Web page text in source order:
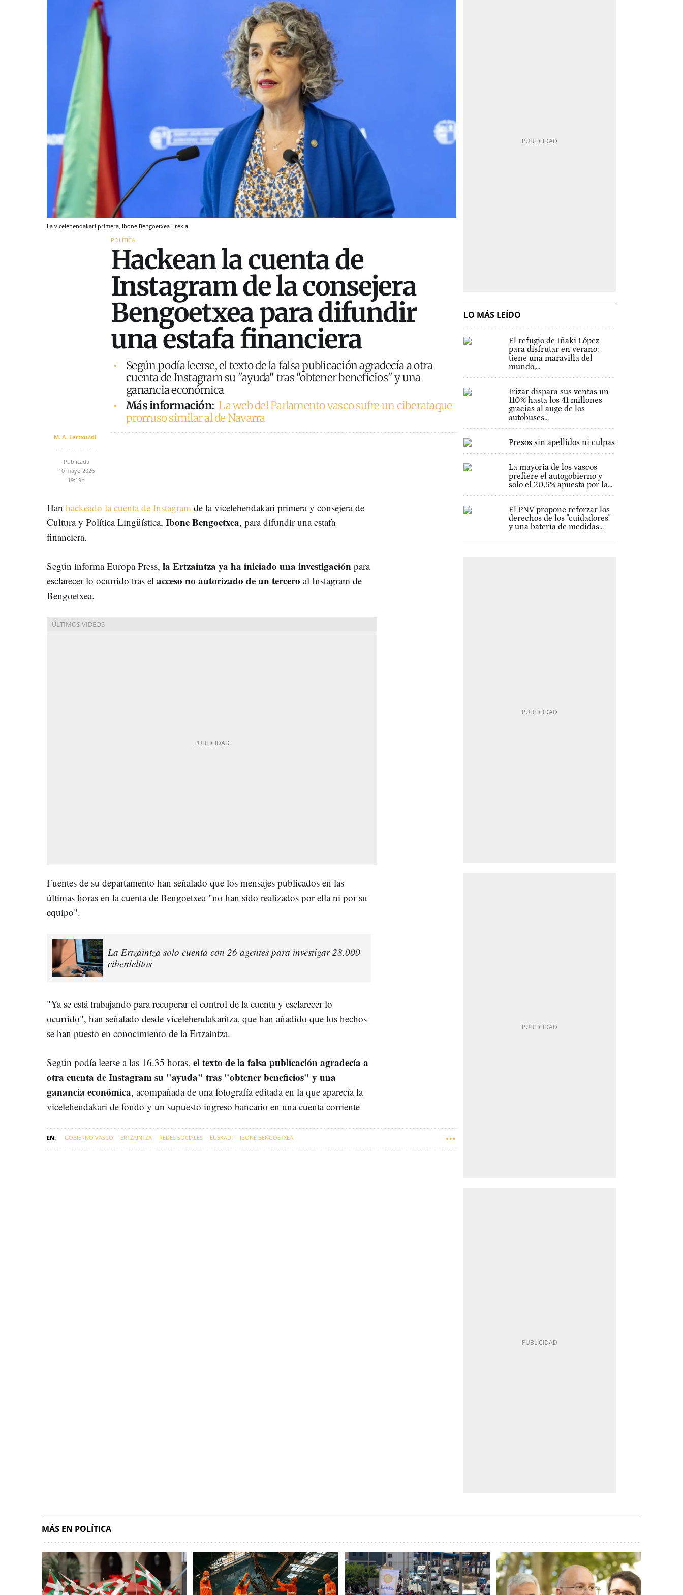
La vicelehendakari primera, Ibone Bengoetxea Irekia
POLÍTICA
Hackean la cuenta de
Instagram de la consejera
Bengoetxea para difundir
una estafa financiera
Según podía leerse, el texto de la falsa publicación agradecía a otra
cuenta de Instagram su "ayuda" tras "obtener beneficios" y una
ganancia económica
Más información: La web del Parlamento vasco sufre un ciberataque
prorruso similar al de Navarra
M. A. Lertxundi
Publicada
10 mayo 2026
19:19h
Han hackeado la cuenta de Instagram de la vicelehendakari primera y consejera de
Cultura y Política Lingüística, Ibone Bengoetxea, para difundir una estafa
financiera.
Según informa Europa Press, la Ertzaintza ya ha iniciado una investigación para
esclarecer lo ocurrido tras el acceso no autorizado de un tercero al Instagram de
Bengoetxea.
Fuentes de su departamento han señalado que los mensajes publicados en las
últimas horas en la cuenta de Bengoetxea "no han sido realizados por ella ni por su
equipo".
La Ertzaintza solo cuenta con 26 agentes para investigar 28.000
ciberdelitos
"Ya se está trabajando para recuperar el control de la cuenta y esclarecer lo
ocurrido", han señalado desde vicelehendakaritza, que han añadido que los hechos
se han puesto en conocimiento de la Ertzaintza.
Según podía leerse a las 16.35 horas, el texto de la falsa publicación agradecía a
otra cuenta de Instagram su "ayuda" tras "obtener beneficios" y una
ganancia económica, acompañada de una fotografía editada en la que aparecía la
vicelehendakari de fondo y un supuesto ingreso bancario en una cuenta corriente
GOBIERNO VASCO ERTZAINTZA REDES SOCIALES EUSKADI IBONE BENGOETXEA
LO MÁS LEÍDO
El refugio de Iñaki López
para disfrutar en verano:
tiene una maravilla del
mundo,...
Irizar dispara sus ventas un
110% hasta los 41 millones
gracias al auge de los
autobuses...
Presos sin apellidos ni culpas
La mayoría de los vascos
prefiere el autogobierno y
solo el 20,5% apuesta por la...
El PNV propone reforzar los
derechos de los "cuidadores"
y una batería de medidas...
MÁS EN POLÍTICA